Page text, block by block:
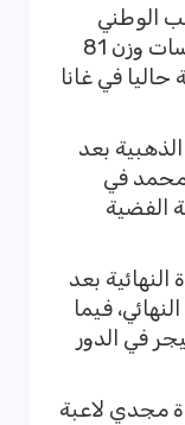
الوطني
للجودو، بالميدالية الذهبية في منافسات وزن 81
حاليا في غانا
بعد
محمد في
الفضية
بعد
فيما
في الدور
مجدي لاعبة